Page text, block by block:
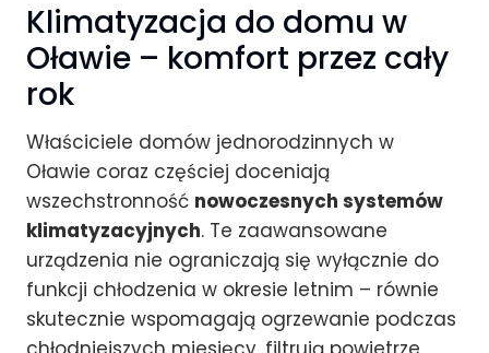
Klimatyzacja do domu w
Oławie – komfort przez cały
rok
Właściciele domów jednorodzinnych w
Oławie coraz częściej doceniają
wszechstronność nowoczesnych systemów
klimatyzacyjnych. Te zaawansowane
urządzenia nie ograniczają się wyłącznie do
funkcji chłodzenia w okresie letnim – równie
skutecznie wspomagają ogrzewanie podczas